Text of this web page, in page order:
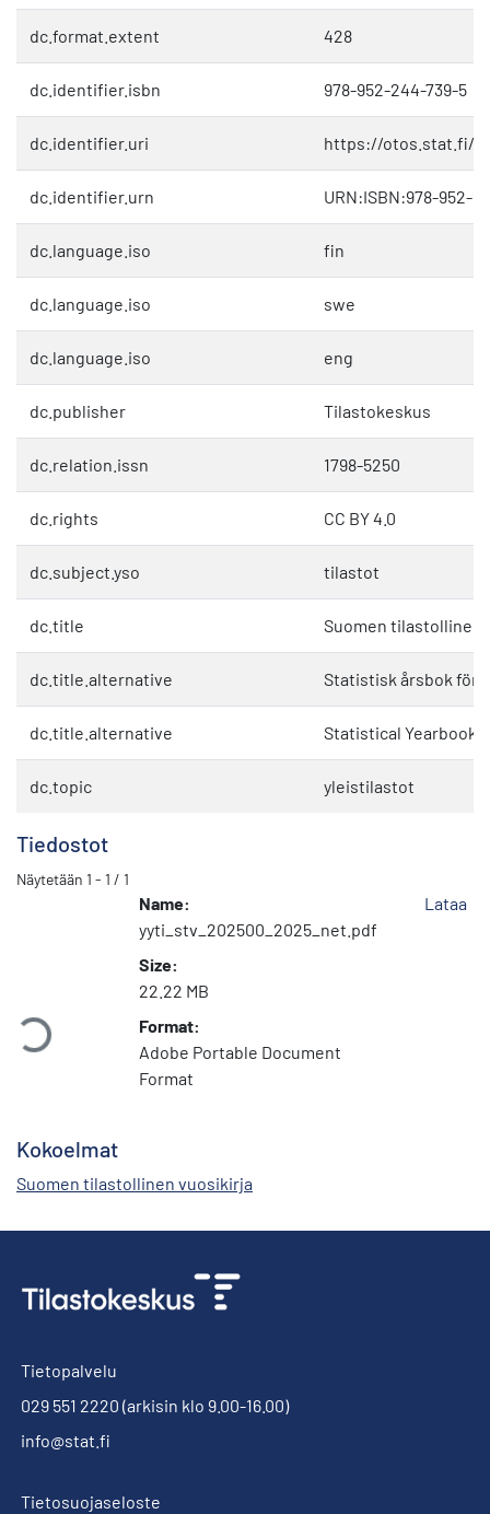
dc.format.extent 428
dc.identifier.isbn 978-952-244-739-5
dc.identifier.uri https://otos.stat.fi/
dc.identifier.urn URN:ISBN:978-952-
dc.language.iso fin
dc.language.iso swe
dc.language.iso eng
dc.publisher Tilastokeskus
dc.relation.issn 1798-5250
dc.rights CC BY 4.0
dc.subject.yso tilastot
dc.title Suomen tilastollinen
dc.title.alternative Statistisk årsbok för
dc.title.alternative Statistical Yearbook
dc.topic yleistilastot
Tiedostot
Näytetään 1 - 1 / 1
Name:
yyti_stv_202500_2025_net.pdf
Size:
22.22 MB
Format:
Adobe Portable Document
Format
Lataa
Kokoelmat
Suomen tilastollinen vuosikirja
Tietopalvelu
029 551 2220 (arkisin klo 9.00-16.00)
info@stat.fi
Tietosuojaseloste